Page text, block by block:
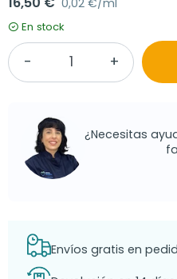
En stock
¿Necesitas
Envíos gratis en